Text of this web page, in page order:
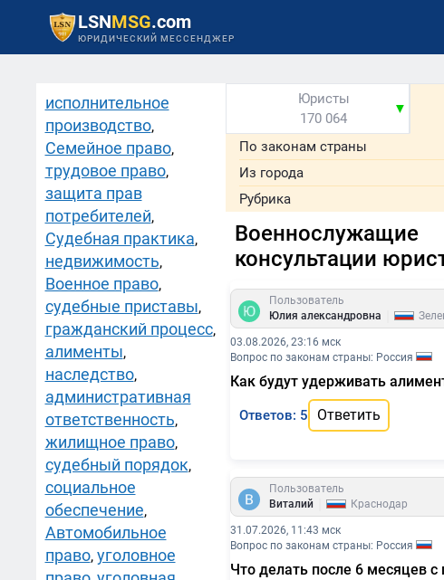
LSNMSG.com
ЮРИДИЧЕСКИЙ МЕССЕНДЖЕР
Юристы
170 064
▼
По законам страны
Из города
Рубрика
Военнослужащие
консультации
Пользователь
Юлия александровна
03.08.2026, 23:16 мск
Вопрос по законам страны: Россия
Как будут удерживать
Ответов: 5 Ответить
Пользователь
Виталий
Краснодар
31.07.2026, 11:43 мск
Вопрос по законам страны: Россия
Что делать после 6 месяцев
исполнительное
производство,
Семейное право,
трудовое право,
защита прав
потребителей,
Судебная практика,
недвижимость,
Военное право,
судебные приставы,
гражданский процесс,
алименты,
наследство,
административная
ответственность,
жилищное право,
судебный порядок,
социальное
обеспечение,
Автомобильное
право, уголовное